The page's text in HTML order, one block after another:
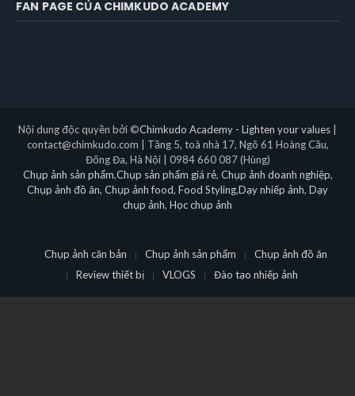
FAN PAGE CỦA CHIMKUDO ACADEMY
Nội dung độc quyền bởi ©Chimkudo Academy - Lighten your values
contact@chimkudo.com | Tầng 5, toà nhà 17, Ngõ 61 Hoàng Cầu,
Đống Đa, Hà Nội | 0984 660 087 (Hùng)
Chụp ảnh sản phẩm,Chụp sản phẩm giá rẻ, Chụp ảnh doanh nghiệp,
Chụp ảnh đồ ăn, Chụp ảnh food, Food Styling,Dạy nhiếp ảnh, Dạy
chụp ảnh, Học chụp ảnh
Chụp ảnh căn bản Chụp ảnh sản phẩm
Chụp ảnh đồ ăn
Review thiết bị
VLOGS Đào tạo nhiếp ảnh